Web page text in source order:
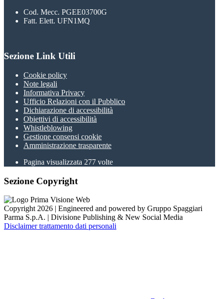
Cod. Mecc. PGEE03700G
Fatt. Elett. UFN1MQ
Sezione Link Utili
Cookie policy
Note legali
Informativa Privacy
Ufficio Relazioni con il Pubblico
Dichiarazione di accessibilità
Obiettivi di accessibilità
Whistleblowing
Gestione consensi cookie
Amministrazione trasparente
Pagina visualizzata 277 volte
Sezione Copyright
Copyright 2026 | Engineered and powered by Gruppo Spaggiari
Parma S.p.A. | Divisione Publishing & New Social Media
Disclaimer trattamento dati personali